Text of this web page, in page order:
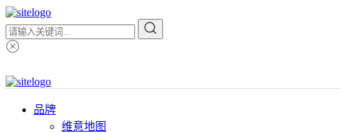
品牌
维意地图